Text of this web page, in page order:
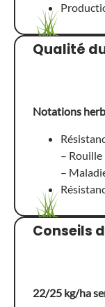
Qualité
Notations
– Rouille
–
Conseils
22/25 kg/ha